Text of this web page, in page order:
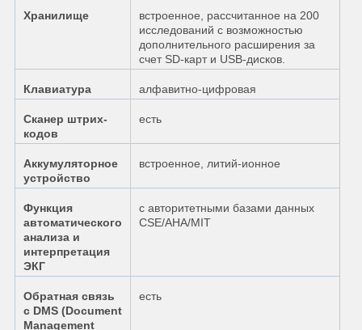
Хранилище
встроенное, рассчитанное на 200
исследований с возможностью
дополнительного расширения за
счет SD-карт и USB-дисков.
Клавиатура алфавитно-цифровая
Сканер штрих-
кодов
есть
Аккумуляторное
устройство
встроенное, литий-ионное
Функция
автоматического
анализа и
интерпретация
ЭКГ
с авторитетными базами данных
CSE/AHA/MIT
Обратная связь
с DMS (Document
Management
есть